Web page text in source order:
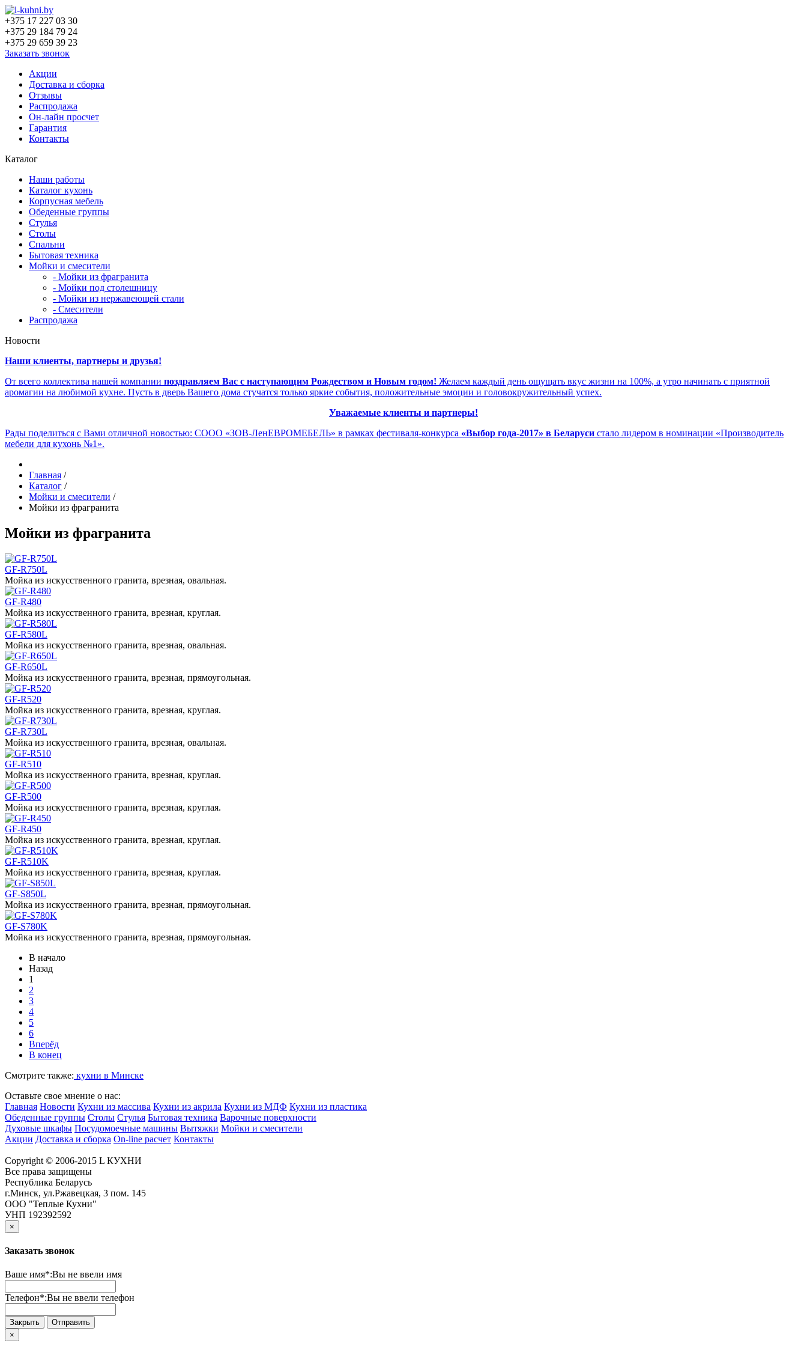
+375 17 227 03 30
+375 29 184 79 24
+375 29 659 39 23
Заказать звонок
Акции
Доставка и сборка
Отзывы
Распродажа
Он-лайн просчет
Гарантия
Контакты
Каталог
Наши работы
Каталог кухонь
Корпусная мебель
Обеденные группы
Стулья
Столы
Спальни
Бытовая техника
Мойки и смесители
- Мойки из фрагранита
- Мойки под столешницу
- Мойки из нержавеющей стали
- Смесители
Распродажа
Новости
Наши клиенты, партнеры и друзья!
От всего коллектива нашей компании поздравляем Вас с наступающим Рождеством и Новым годом! Желаем каждый день ощущать вкус жизни на 100%, а утро начинать с приятной
аромагии на любимой кухне. Пусть в дверь Вашего дома стучатся только яркие события, положительные эмоции и головокружительный успех.
Уважаемые клиенты и партнеры!
Рады поделиться с Вами отличной новостью: СООО «ЗОВ-ЛенЕВРОМЕБЕЛЬ» в рамках фестиваля-конкурса «Выбор года-2017» в Беларуси стало лидером в номинации «Производитель
мебели для кухонь №1».
Главная /
Каталог /
Мойки и смесители /
Мойки из фрагранита
Мойки из фрагранита
GF-R750L
Мойка из искусственного гранита, врезная, овальная.
GF-R480
Мойка из искусственного гранита, врезная, круглая.
GF-R580L
Мойка из искусственного гранита, врезная, овальная.
GF-R650L
Мойка из искусственного гранита, врезная, прямоугольная.
GF-R520
Мойка из искусственного гранита, врезная, круглая.
GF-R730L
Мойка из искусственного гранита, врезная, овальная.
GF-R510
Мойка из искусственного гранита, врезная, круглая.
GF-R500
Мойка из искусственного гранита, врезная, круглая.
GF-R450
Мойка из искусственного гранита, врезная, круглая.
GF-R510K
Мойка из искусственного гранита, врезная, круглая.
GF-S850L
Мойка из искусственного гранита, врезная, прямоугольная.
GF-S780K
Мойка из искусственного гранита, врезная, прямоугольная.
В начало
Назад
1
2
3
4
5
6
Вперёд
В конец
Смотрите также: кухни в Минске
Оставьте свое мнение о нас:
Главная Новости Кухни из массива Кухни из акрила Кухни из МДФ Кухни из пластика
Обеденные группы Столы Стулья Бытовая техника Варочные поверхности
Духовые шкафы Посудомоечные машины Вытяжки Мойки и смесители
Акции Доставка и сборка On-line расчет Контакты
Copyright © 2006-2015 L КУХНИ
Все права защищены
Республика Беларусь
г.Минск, ул.Ржавецкая, 3 пом. 145
ООО "Теплые Кухни"
УНП 192392592
×
Заказать звонок
Ваше имя*:Вы не ввели имя
Телефон*:Вы не ввели телефон
Закрыть
Отправить
×